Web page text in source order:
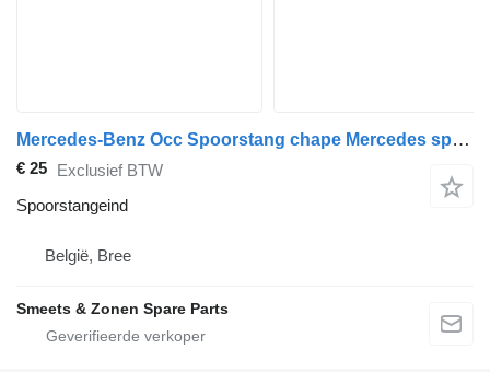
Mercedes-Benz Occ Spoorstang chape Mercedes spoorstangeind voor vrachtwagen
€ 25 Exclusief BTW
Spoorstangeind
België, Bree
Smeets & Zonen Spare Parts